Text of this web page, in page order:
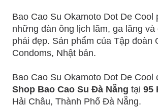
Bao Cao Su Okamoto Dot De Cool
những đàn ông lịch lãm, ga lăng
phái đẹp. Sản phẩm của Tập đoàn
Condoms, Nhật bản.
Bao Cao Su Okamoto Dot De Cool
Shop Bao Cao Su Đà Nẵng tại 95
Hải Châu, Thành Phố Đà Nẵng.